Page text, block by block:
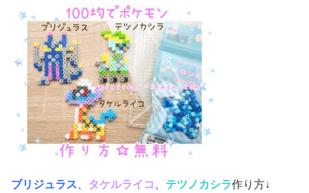
ブリジュラス タケルライコ テツノカシラ作り方↓